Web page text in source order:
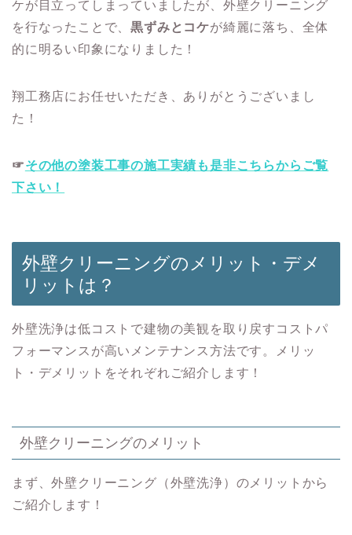
ケが目立ってしまっていましたが、外壁クリーニング
を行なったことで、黒ずみとコケが綺麗に落ち、全体
的に明るい印象になりました！
翔工務店にお任せいただき、ありがとうございまし
た！
☞その他の塗装工事の施工実績も是非こちらからご覧
下さい！
外壁クリーニングのメリット・デメ
リットは？
外壁洗浄は低コストで建物の美観を取り戻すコストパ
フォーマンスが高いメンテナンス方法です。メリッ
ト・デメリットをそれぞれご紹介します！
外壁クリーニングのメリット
まず、外壁クリーニング（外壁洗浄）のメリットから
ご紹介します！